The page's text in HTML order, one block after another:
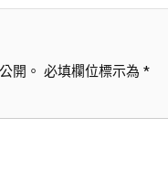
開。 必填欄位標示為 *